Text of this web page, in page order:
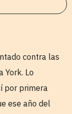
contra las
York. Lo
por primera
ese año del